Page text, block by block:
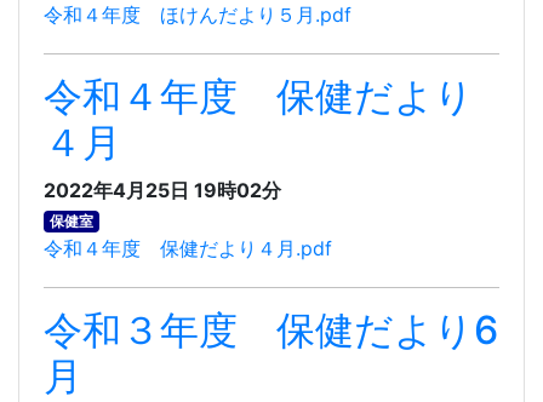
令和４年度 ほけんだより５月.pdf
令和４年度 保健だより
４月
2022年4月25日 19時02分
保健室
令和４年度 保健だより４月.pdf
令和３年度 保健だより6
月